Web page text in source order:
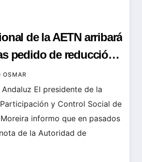
de la AETN arribará
pedido de reducción
SETAR
OSMAR
El presidente de la
y Control Social de
informo que en pasados
de la Autoridad de